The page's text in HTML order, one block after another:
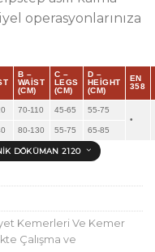
operasyonlarınıza
B –
WAIST
(CM)
C –
LEGS
(CM)
D –
HEIGHT
(CM)
EN
358
70-110 45-65
55-75
•
80-130 55-75 65-85
DÖKÜMAN 2120
Kemerleri Ve Kemer
Çalışma ve